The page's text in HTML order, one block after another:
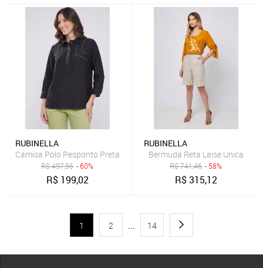
RUBINELLA
Camisa Polo Pesponto Preta
R$497,56 - 60%
R$ 199,02
RUBINELLA
Bermuda Reta Laise Unica
R$741,46 - 58%
R$315,12
1 2 ... 14